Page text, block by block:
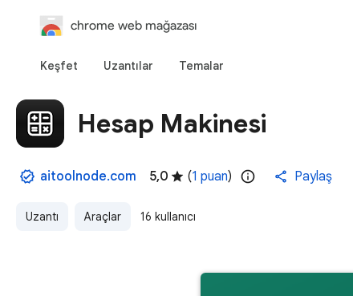
chrome web mağazası
Keşfet Uzantılar Temalar
Hesap Makinesi
aitoolnode.com 5,0 (1 puan) Paylaş
Uzantı Araçlar 16 kullanıcı